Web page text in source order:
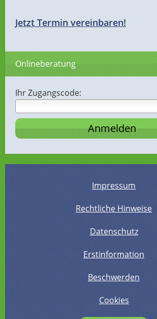
Jetzt Termin vereinbaren!
Onlineberatung
Ihr Zugangscode:
Impressum
Rechtliche Hinweise
Datenschutz
Erstinformation
Beschwerden
Cookies